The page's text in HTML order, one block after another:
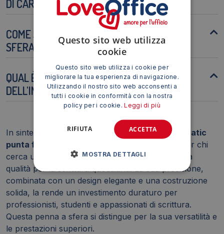
DI CARTA?
COME SI CONFRONTA CON ALTRE PENNE A
SFERA SUL MERCATO?
QUAL È LA DURATA APPROSSIMATIVA
DELL'INCHIOSTRO?
In sintesi, la
Penna a sfera a scatto Pilot BPS Matic
punta fine 0,7 mm blu
è una soluzione ideale per chi
cerca una penna affidabile, confortevole e di alta
qualità per la scrittura quotidiana. La sua precisione,
combinata con un design elegante e una costruzione
solida, la rende un investimento duraturo per
professionisti, studenti e appassionati di scrittura.
Questa penna a sfera si distingue per la sua versatilità e
le prestazioni superiori.
Questo sito web utilizza
cookie
Questo sito web utilizza i cookie per
migliorare la tua esperienza di navigazione.
Utilizzando il nostro sito web acconsenti a
tutti i cookie in conformità con la nostra
policy per i cookie.Leggi di più
ACCETTA
RIFIUTA
MOSTRA DETTAGLI